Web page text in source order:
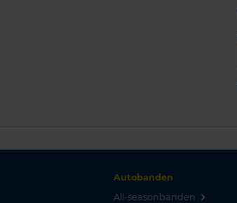
Autobanden
All-seasonbanden